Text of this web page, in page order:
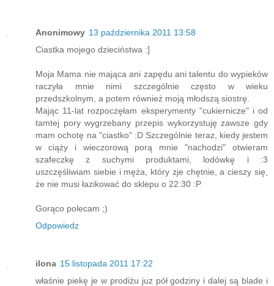
Anonimowy 13 października 2011 13:58
Ciastka mojego dzieciństwa :]
Moja Mama nie mająca ani zapędu ani talentu do wypieków
raczyła mnie nimi szczególnie często w wieku
przedszkolnym, a potem również moją młodszą siostrę.
Mając 11-lat rozpoczęłam eksperymenty "cukiernicze" i od
tamtej pory wygrzebany przepis wykorzystuję zawsze gdy
mam ochotę na "ciastko" :D Szczególnie teraz, kiedy jestem
w ciąży i wieczorową porą mnie "nachodzi" otwieram
szafeczkę z suchymi produktami, lodówkę i :3
uszczęśliwiam siebie i męża, który zje chętnie, a cieszy się,
że nie musi łazikować do sklepu o 22:30 :P
Gorąco polecam ;)
Odpowiedz
ilona 15 listopada 2011 17:22
właśnie piekę je w prodiżu juz pół godziny i dalej są blade i